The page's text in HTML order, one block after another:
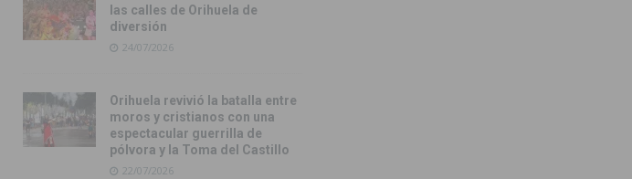
las calles de Orihuela de
diversión
24/07/2026
Orihuela revivió la batalla entre
moros y cristianos con una
espectacular guerrilla de
pólvora y la Toma del Castillo
22/07/2026